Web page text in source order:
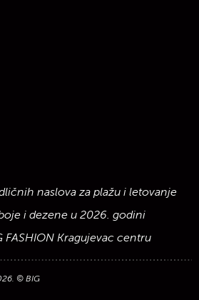
naslova za plažu i letovanje
i dezene u 2026. godini
FASHION Kragujevac centru
© BIG